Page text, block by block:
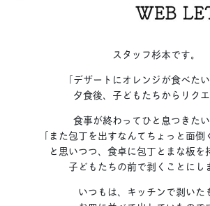
スタッフ杉本です。
「デザートにオレンジが食べたい
夕食後、子どもたちからリクエ
食事が終わってひと息つきたい
「また包丁を出すなんてちょっと面倒
と思いつつ、食卓に包丁とまな板を
子どもたちの前で剥くことにし
いつもは、キッチンで剥いた